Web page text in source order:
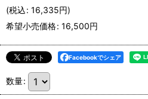
(税込: 16,335円)
希望小売価格: 16,500円
Facebookでシェア
数量: